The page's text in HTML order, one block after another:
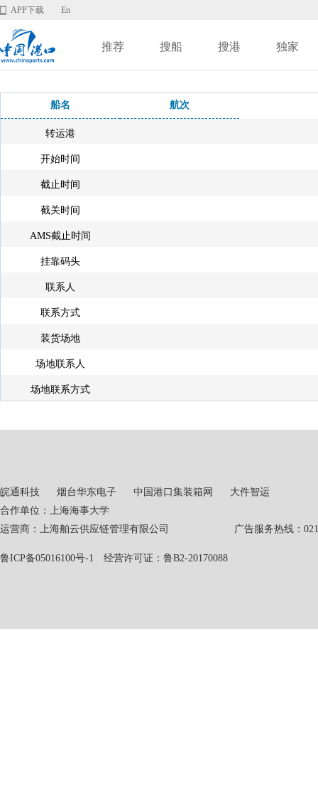
APP下载 En
推荐 搜船 搜港 独家
船名 航次
转运港
开始时间
截止时间
截关时间
AMS截止时间
挂靠码头
联系人
联系方式
装货场地
场地联系人
场地联系方式
皖通科技 烟台华东电子 中国港口集装箱网
大件智运
合作单位：上海海事大学
运营商：上海舶云供应链管理有限公司 广告服务热线：021-
鲁ICP备05016100号-1 经营许可证：鲁B2-20170088